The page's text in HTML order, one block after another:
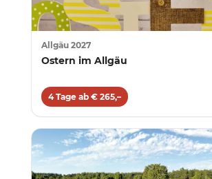
Allgäu 2027
Ostern im Allgäu
4 Tage ab € 265,–